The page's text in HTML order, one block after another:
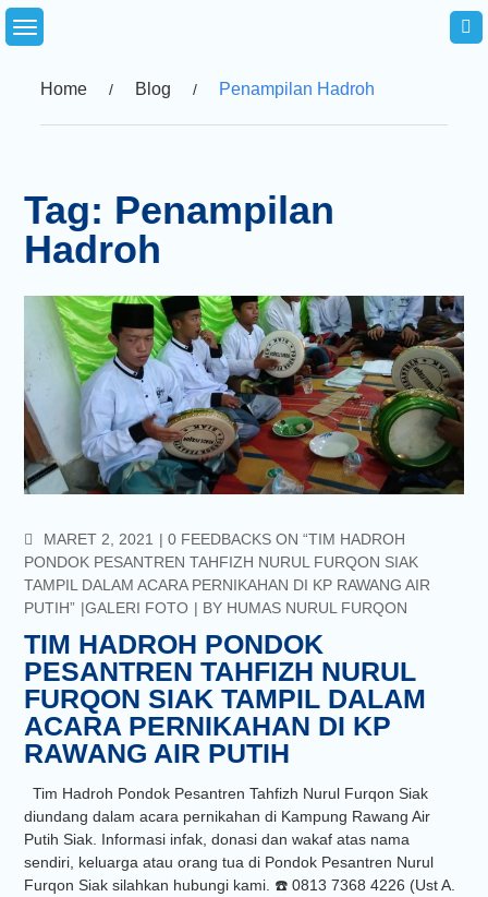
Skip
Home Blog Penampilan Hadroh
Tag: Penampilan
Hadroh
MARET 2, 2021 COMMENTS
0 FEEDBACKS ON “TIM HADROH
PONDOK PESANTREN TAHFIZH NURUL FURQON SIAK
TAMPIL DALAM ACARA PERNIKAHAN DI KP RAWANG AIR
PUTIH” GALERI FOTO BY HUMAS NURUL FURQON
TIM HADROH PONDOK
PESANTREN TAHFIZH NURUL
FURQON SIAK TAMPIL DALAM
ACARA PERNIKAHAN DI KP
RAWANG AIR PUTIH
Tim Hadroh Pondok Pesantren Tahfizh Nurul Furqon Siak
diundang dalam acara pernikahan di Kampung Rawang Air
Putih Siak. Informasi infak, donasi dan wakaf atas nama
sendiri, keluarga atau orang tua di Pondok Pesantren Nurul
Furqon Siak silahkan hubungi kami. ☎️ 0813 7368 4226 (Ust A.